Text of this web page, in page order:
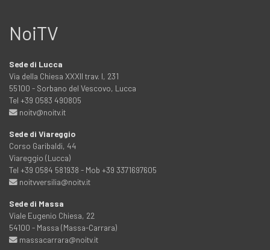
NoiTV
Sede di Lucca
Via della Chiesa XXXII trav. I, 231
55100 - Sorbano del Vescovo, Lucca
Tel +39 0583 490805
noitv@noitv.it
Sede di Viareggio
Corso Garibaldi, 44
Viareggio (Lucca)
Tel +39 0584 581938 - Mob +39 3371697605
noitvversilia@noitv.it
Sede di Massa
Viale Eugenio Chiesa, 22
54100 - Massa (Massa-Carrara)
massacarrara@noitv.it